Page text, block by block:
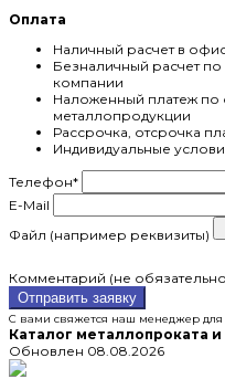
Оплата
Наличный расчет в
Безналичный расчет
компании
Наложенный платеж по
металлопродукции
Рассрочка, отсрочка
Индивидуальные
Телефон*
E-Mail
Файл (например реквизиты)
Комментарий (не
Отправить заявку
С вами свяжется наш менеджер для
Каталог металлопроката
Обновлен 08.08.2026